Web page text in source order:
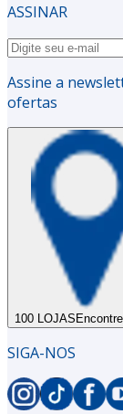
ASSINAR
Assine a
ofertas
100 LOJAS
SIGA-NOS